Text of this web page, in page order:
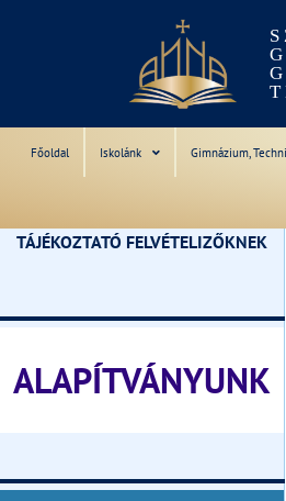
Főoldal Iskolánk Gimnázium,
TÁJÉKOZTATÓ FELVÉTELIZŐKNEK
ALAPÍTVÁNYUNK